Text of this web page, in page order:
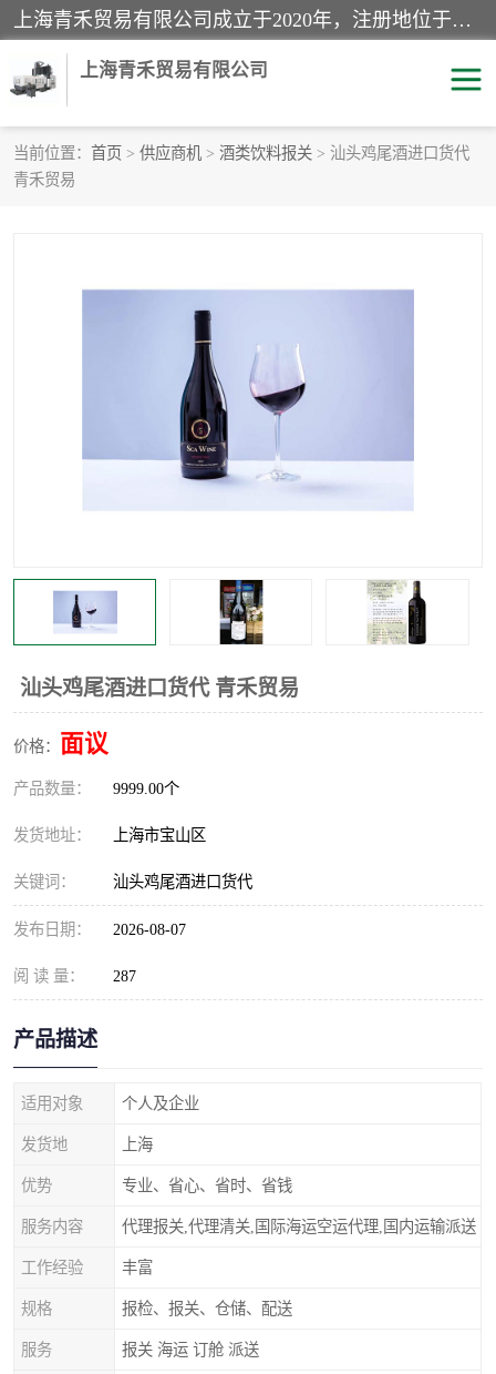
上海青禾贸易有限公司成立于2020年，注册地位于上海市宝山区。经营范围包括：机械设备、五金制品、劳防用品、电子产品、塑胶制品、家具、模具、纺织品、仪器仪表、建筑材料、装饰材料、化工产品、金属制品、机车配件等货物进出口报关、清关服务。
上海青禾贸易有限公司
当前位置： 首页 > 供应商机 > 酒类饮料报关 > 汕头鸡尾酒进口货代
青禾贸易
汕头鸡尾酒进口货代 青禾贸易
价格： 面议
产品数量： 9999.00个
发货地址： 上海市宝山区
关键词： 汕头鸡尾酒进口货代
发布日期： 2026-08-07
阅 读 量： 287
产品描述
适用对象 个人及企业
发货地 上海
优势 专业、省心、省时、省钱
服务内容 代理报关,代理清关,国际海运空运代理,国内运输派送
工作经验 丰富
规格 报检、报关、仓储、配送
服务 报关 海运 订舱 派送
酒类饮料报关
机床进口清关